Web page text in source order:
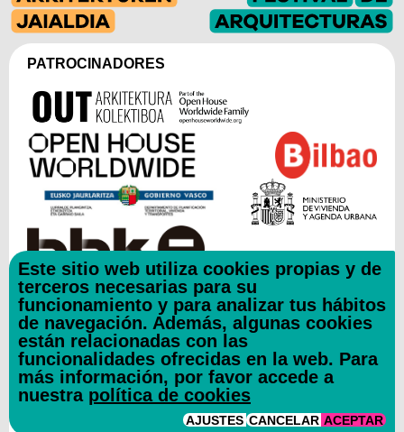
PATROCINADORES
COLABORADORES
Este sitio web utiliza cookies propias y de
terceros necesarias para su
funcionamiento y para analizar tus hábitos
de navegación. Además, algunas cookies
están relacionadas con las
funcionalidades ofrecidas en la web. Para
más información, por favor accede a
nuestra política de cookies
AJUSTES CANCELAR ACEPTAR